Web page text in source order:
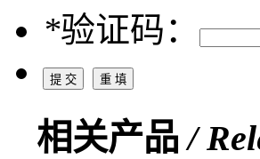
*验证码：
相关产品/